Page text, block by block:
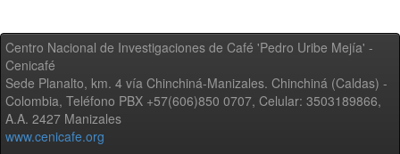
Centro Nacional de Investigaciones de Café 'Pedro Uribe Mejía' -
Cenicafé
Sede Planalto, km. 4 vía Chinchiná-Manizales. Chinchiná (Caldas) -
Colombia, Teléfono PBX +57(606)850 0707, Celular: 3503189866,
A.A. 2427 Manizales
www.cenicafe.org